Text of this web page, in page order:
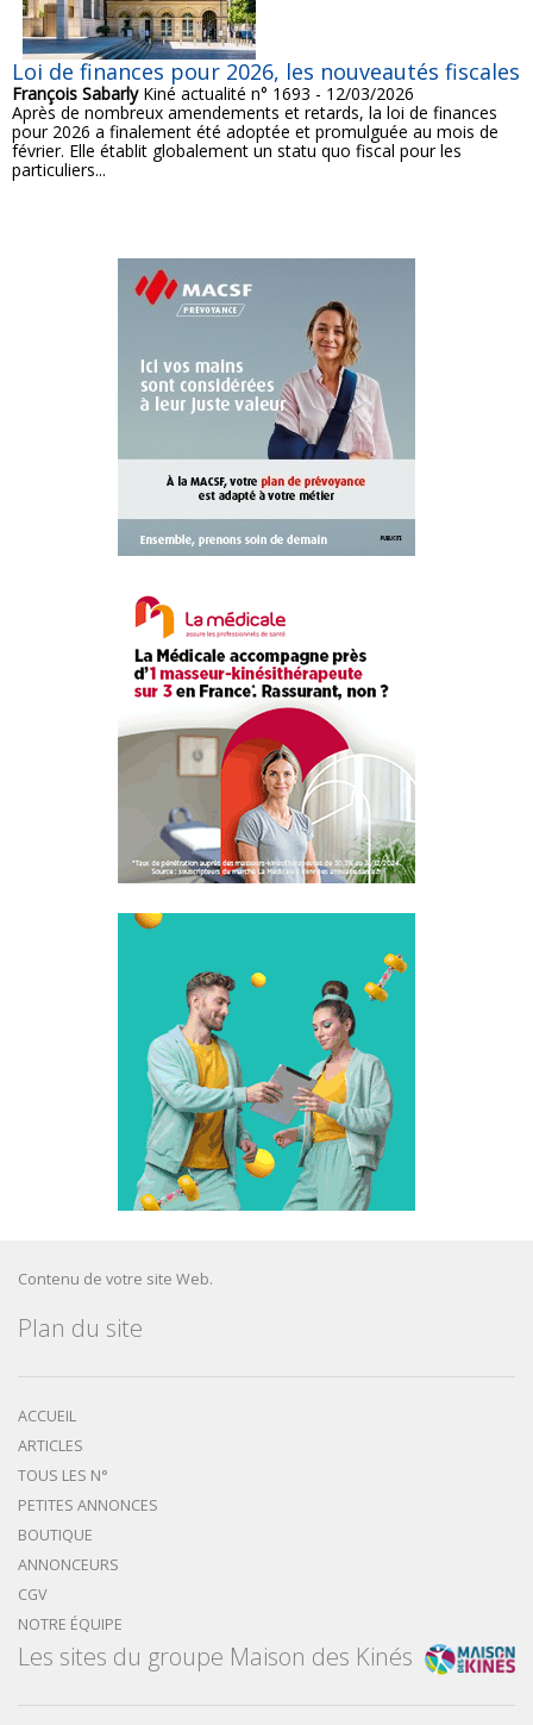
Loi de finances pour 2026, les nouveautés fiscales
François SabarlyKiné actualité n° 1693 - 12/03/2026
Après de nombreux amendements et retards, la loi de finances
pour 2026 a finalement été adoptée et promulguée au mois de
février. Elle établit globalement un statu quo fiscal pour les
particuliers...
Contenu de votre site Web.
Plan du site
ACCUEIL
ARTICLES
TOUS LES N°
PETITES ANNONCES
BOUTIQUE
ANNONCEURS
CGV
NOTRE ÉQUIPE
Les sites du groupe Maison des Kinés